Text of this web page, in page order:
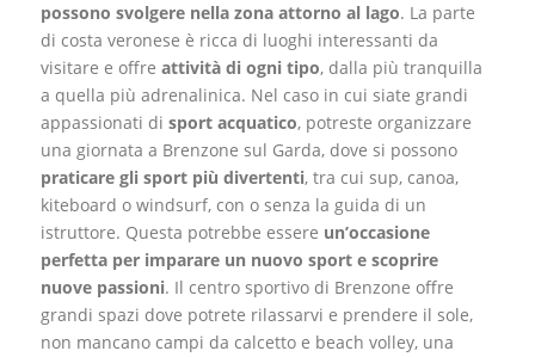
possono svolgere nella zona attorno al lago. La parte
di costa veronese è ricca di luoghi interessanti da
visitare e offre attività di ogni tipo, dalla più tranquilla
a quella più adrenalinica. Nel caso in cui siate grandi
appassionati disport acquatico, potreste organizzare
una giornata a Brenzone sul Garda, dove si possono
praticare gli sport più divertenti, tra cui sup, canoa,
kiteboard o windsurf, con o senza la guida di un
istruttore. Questa potrebbe essere un’occasione
perfetta per imparare un nuovo sport e scoprire
nuove passioni. Il centro sportivo di Brenzone offre
grandi spazi dove potrete rilassarvi e prendere il sole,
non mancano campi da calcetto e beach volley, una